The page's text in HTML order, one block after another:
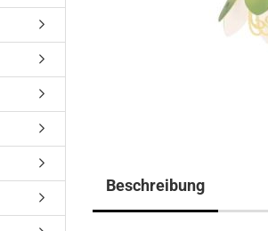
Beschreibung